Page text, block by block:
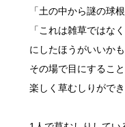
「土の中から謎の球
「これは雑草ではな
にしたほうがいいかも
その場で目にするこ
楽しく草むしりができ